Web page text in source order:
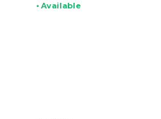
• Available